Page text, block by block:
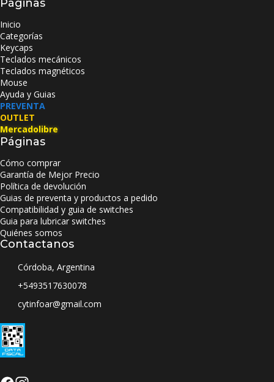
Páginas
Inicio
Categorías
Keycaps
Teclados mecánicos
Teclados magnéticos
Mouse
Ayuda y Guias
PREVENTA
OUTLET
Mercadolibre
Páginas
Cómo comprar
Garantía de Mejor Precio
Política de devolución
Guias de preventa y productos a pedido
Compatibilidad y guia de switches
Guia para lubricar switches
Quiénes somos
Contactanos
Córdoba, Argentina
+5493517630078
cytinfoar@gmail.com